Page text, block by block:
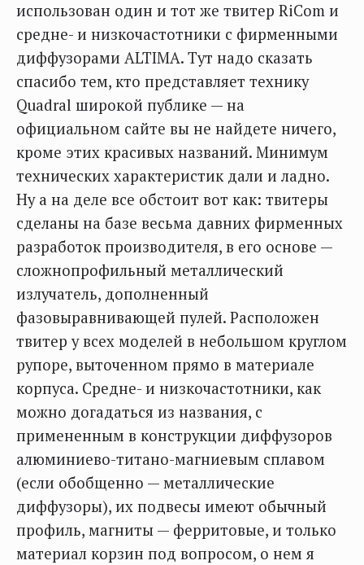
использован один и тот же твитер RiCom и
средне- и низкочастотники с фирменными
диффузорами ALTIMA. Тут надо сказать
спасибо тем, кто представляет технику
Quadral широкой публике — на
официальном сайте вы не найдете ничего,
кроме этих красивых названий. Минимум
технических характеристик дали и ладно.
Ну а на деле все обстоит вот как: твитеры
сделаны на базе весьма давних фирменных
разработок производителя, в его основе —
сложнопрофильный металлический
излучатель, дополненный
фазовыравнивающей пулей. Расположен
твитер у всех моделей в небольшом круглом
рупоре, выточенном прямо в материале
корпуса. Средне- и низкочастотники, как
можно догадаться из названия, с
примененным в конструкции диффузоров
алюминиево-титано-магниевым сплавом
(если обобщенно — металлические
диффузоры), их подвесы имеют обычный
профиль, магниты — ферритовые, и только
материал корзин под вопросом, о нем я